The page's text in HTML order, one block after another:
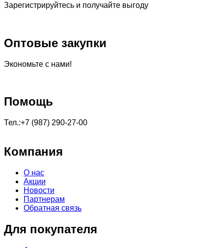
Зарегистрируйтесь и получайте выгоду
Оптовые закупки
Экономьте с нами!
Помощь
Тел.:+7 (987) 290-27-00
Компания
О нас
Акции
Новости
Партнерам
Обратная связь
Для покупателя